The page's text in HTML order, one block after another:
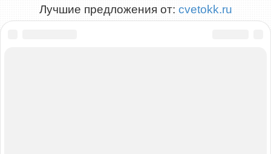
Лучшие предложения от: cvetokk.ru